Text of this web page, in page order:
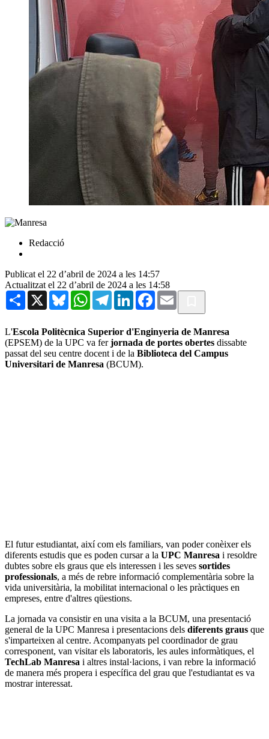
Redacció
Publicat el 22 d’abril de 2024 a les 14:57
Actualitzat el 22 d’abril de 2024 a les 14:58
Share X BlueskyWhatsAppTelegramLinkedInFacebook
Email
L'Escola Politècnica Superior d'Enginyeria de Manresa
(EPSEM) de la UPC va ferjornada de portes obertes dissabte
passat del seu centre docent i de la Biblioteca del Campus
Universitari de Manresa (BCUM).
El futur estudiantat, així com els familiars, van poder conèixer els
diferents estudis que es poden cursar a la UPC Manresa i resoldre
dubtes sobre els graus que els interessen i les seves sortides
professionals, a més de rebre informació complementària sobre la
vida universitària, la mobilitat internacional o les pràctiques en
empreses, entre d'altres qüestions.
La jornada va consistir en una visita a la BCUM, una presentació
general de la UPC Manresa i presentacions dels diferents graus que
s'imparteixen al centre. Acompanyats pel coordinador de grau
corresponent, van visitar els laboratoris, les aules informàtiques, el
TechLab Manresa i altres instal·lacions, i van rebre la informació
de manera més propera i específica del grau que l'estudiantat es va
mostrar interessat.